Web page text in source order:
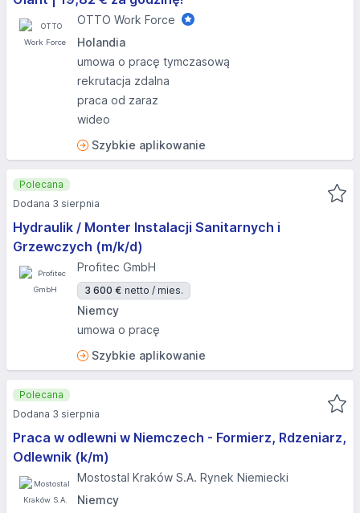
OTTO Work Force
Holandia
umowa o pracę tymczasową
rekrutacja zdalna
praca od zaraz
wideo
Szybkie aplikowanie
Hydraulik / Monter Instalacji Sanitarnych i
Grzewczych (m/k/d)
Profitec GmbH
3 600 € netto / mies.
Niemcy
umowa o pracę
Szybkie aplikowanie
Polecana
Dodana 3 sierpnia
Praca w odlewni w Niemczech - Formierz, Rdzeniarz,
Odlewnik (k/m)
Mostostal Kraków S.A. Rynek Niemiecki
Niemcy
Polecana
Dodana 3 sierpnia